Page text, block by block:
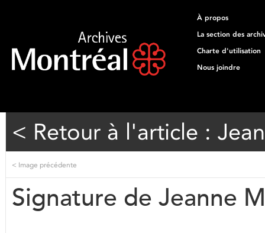
À propos
La section des
Charte d'utilisation
Nous joindre
< Retour à l'article :
< Image précédente
Signature de Jeanne